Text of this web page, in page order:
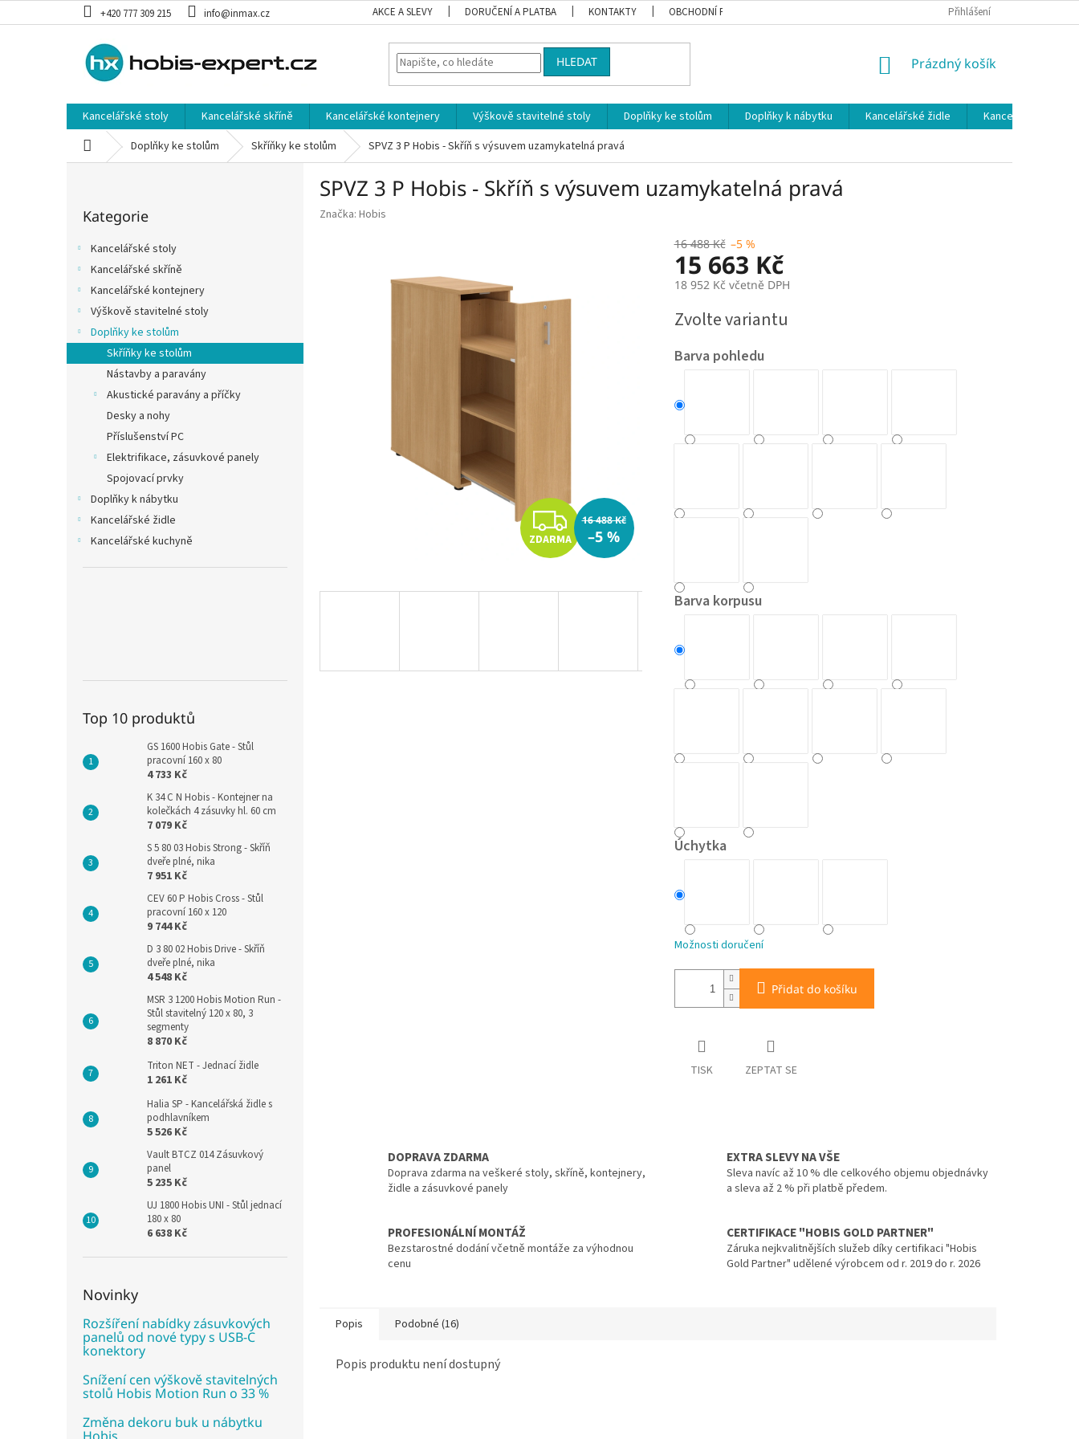
na
+420 777 309 215 info@inmax.cz AKCE A SLEVY DORUČENÍ A PLATBA KONTAKTY OBCHODNÍ PODMÍNKY Přihlášení
HLEDAT
NÁKUPNÍ
Prázdný košík
Kancelářské stoly Kancelářské skříně Kancelářské kontejnery Výškově stavitelné stoly Doplňky ke stolům Doplňky k nábytku Kancelářské židle
Kancelářské
Domů Doplňky ke stolům Skříňky ke stolům SPVZ 3 P Hobis - Skříň s výsuvem uzamykatelná pravá
a
n
kategorie
Kategorie
Kancelářské stoly
Kancelářské skříně
Kancelářské kontejnery
Výškově stavitelné stoly
Doplňky ke stolům
Skříňky ke stolům
Nástavby a paravány
Akustické paravány a příčky
Desky a nohy
Příslušenství PC
Elektrifikace, zásuvkové panely
Spojovací prvky
Doplňky k nábytku
Kancelářské židle
Kancelářské kuchyně
Top 10 produktů
GS 1600 Hobis Gate - Stůl
pracovní 160 x 80
4 733 Kč
K 34 C N Hobis - Kontejner na
kolečkách 4 zásuvky hl. 60 cm
7 079 Kč
S 5 80 03 Hobis Strong - Skříň
dveře plné, nika
7 951 Kč
CEV 60 P Hobis Cross - Stůl
pracovní 160 x 120
9 744 Kč
D 3 80 02 Hobis Drive - Skříň
dveře plné, nika
4 548 Kč
MSR 3 1200 Hobis Motion Run -
Stůl stavitelný 120 x 80, 3
segmenty
8 870 Kč
Triton NET - Jednací židle
1 261 Kč
Halia SP - Kancelářská židle s
podhlavníkem
5 526 Kč
Vault BTCZ 014 Zásuvkový
panel
5 235 Kč
UJ 1800 Hobis UNI - Stůl jednací
180 x 80
6 638 Kč
Novinky
Rozšíření nabídky zásuvkových
panelů od nové typy s USB-C
konektory
Snížení cen výškově stavitelných
stolů Hobis Motion Run o 33 %
Změna dekoru buk u nábytku
SPVZ 3 P Hobis - Skříň s výsuvem uzamykatelná pravá
Značka: Hobis
Z
D
A
ZDARMA
16 488 Kč
–5 %
16 488 Kč –5 %
15 663 Kč
18 952 Kč včetně DPH
cena:
Zvolte variantu
Barva pohledu
Barva korpusu
Úchytka
Možnosti doručení
Přidat do košíku
TISK ZEPTAT SE
DOPRAVA ZDARMA
Doprava zdarma na veškeré stoly, skříně, kontejnery,
židle a zásuvkové panely
EXTRA SLEVY NA VŠE
Sleva navíc až 10 % dle celkového objemu objednávky
a sleva až 2 % při platbě předem.
PROFESIONÁLNÍ MONTÁŽ
Bezstarostné dodání včetně montáže za výhodnou
cenu
CERTIFIKACE "HOBIS GOLD PARTNER"
Záruka nejkvalitnějších služeb díky certifikaci "Hobis
Gold Partner" udělené výrobcem od r. 2019 do r. 2026
Popis Podobné (16)
Popis produktu není dostupný